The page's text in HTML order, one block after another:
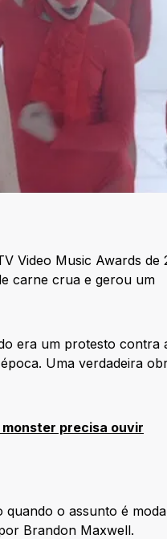
Video Music Awards de
carne crua e gerou um
era um protesto contra
Uma verdadeira
precisa ouvir
o assunto é
Brandon Maxwell.